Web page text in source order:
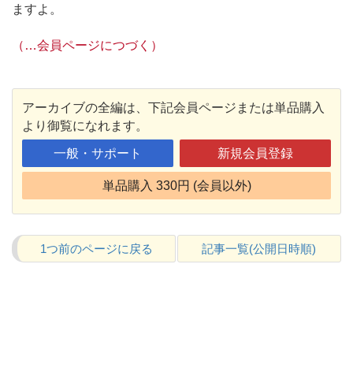
ますよ。
（…会員ページにつづく）
アーカイブの全編は、下記会員ページまたは単品購入
より御覧になれます。
一般・サポート 新規会員登録
単品購入 330円 (会員以外)
1つ前のページに戻る 記事一覧(公開日時順)